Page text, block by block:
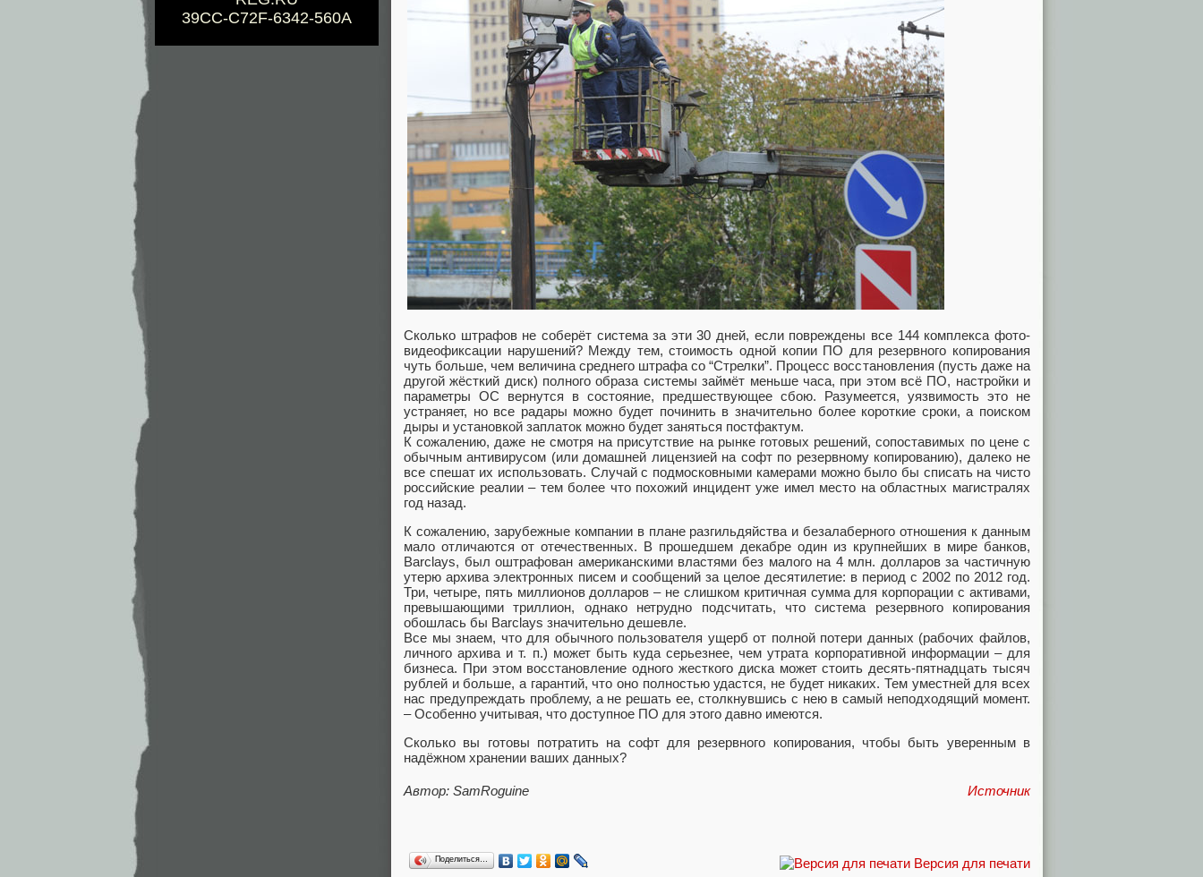
39CC-C72F-6342-560A
Сколько штрафов не соберёт система за эти 30 дней, если повреждены все 144 комплекса фото-
видеофиксации нарушений? Между тем, стоимость одной копии ПО для резервного копирования
чуть больше, чем величина среднего штрафа со “Стрелки”. Процесс восстановления (пусть даже на
другой жёсткий диск) полного образа системы займёт меньше часа, при этом всё ПО, настройки и
параметры ОС вернутся в состояние, предшествующее сбою. Разумеется, уязвимость это не
устраняет, но все радары можно будет починить в значительно более короткие сроки, а поиском
дыры и установкой заплаток можно будет заняться постфактум.
К сожалению, даже не смотря на присутствие на рынке готовых решений, сопоставимых по цене с
обычным антивирусом (или домашней лицензией на софт по резервному копированию), далеко не
все спешат их использовать. Случай с подмосковными камерами можно было бы списать на чисто
российские реалии – тем более что похожий инцидент уже имел место на областных магистралях
год назад.
К сожалению, зарубежные компании в плане разгильдяйства и безалаберного отношения к данным
мало отличаются от отечественных. В прошедшем декабре один из крупнейших в мире банков,
Barclays, был оштрафован американскими властями без малого на 4 млн. долларов за частичную
утерю архива электронных писем и сообщений за целое десятилетие: в период с 2002 по 2012 год.
Три, четыре, пять миллионов долларов – не слишком критичная сумма для корпорации с активами,
превышающими триллион, однако нетрудно подсчитать, что система резервного копирования
обошлась бы Barclays значительно дешевле.
Все мы знаем, что для обычного пользователя ущерб от полной потери данных (рабочих файлов,
личного архива и т. п.) может быть куда серьезнее, чем утрата корпоративной информации – для
бизнеса. При этом восстановление одного жесткого диска может стоить десять-пятнадцать тысяч
рублей и больше, а гарантий, что оно полностью удастся, не будет никаких. Тем уместней для всех
нас предупреждать проблему, а не решать ее, столкнувшись с нею в самый неподходящий момент.
– Особенно учитывая, что доступное ПО для этого давно имеются.
Сколько вы готовы потратить на софт для резервного копирования, чтобы быть уверенным в
надёжном хранении ваших данных?
Автор: SamRoguine Источник
Версия для печати
Поделиться…